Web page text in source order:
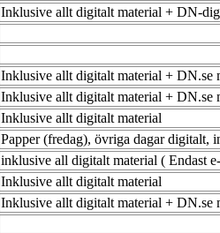
Inklusive allt digitalt material + DN-
Inklusive allt digitalt material + DN.se
Inklusive allt digitalt material + DN.se
Inklusive allt digitalt material
Papper (fredag), övriga dagar digitalt,
inklusive all digitalt material ( Endast
Inklusive allt digitalt material
Inklusive allt digitalt material + DN.se